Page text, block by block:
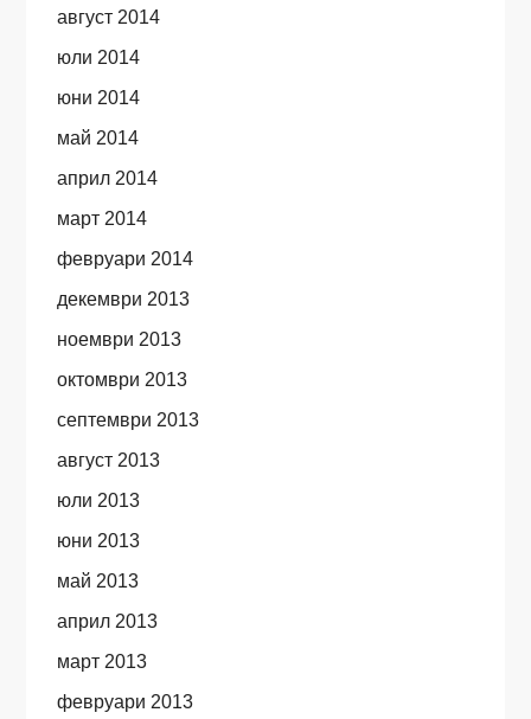
август 2014
юли 2014
юни 2014
май 2014
април 2014
март 2014
февруари 2014
декември 2013
ноември 2013
октомври 2013
септември 2013
август 2013
юли 2013
юни 2013
май 2013
април 2013
март 2013
февруари 2013